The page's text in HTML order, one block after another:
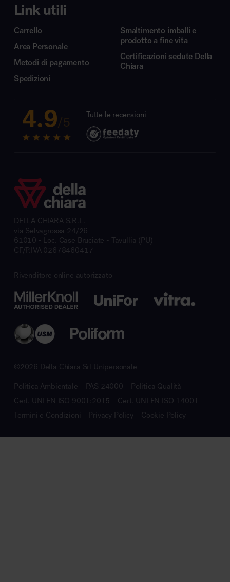
Link utili
Carrello
Area Personale
Metodi di pagamento
Spedizioni
Smaltimento imballi e
prodotto a fine vita
Certificazioni sedute Della
Chiara
4.9/5 Tutte le recensioni
DELLA CHIARA S.R.L.
via Selvagrossa 24/26
61010 - Loc. Case Bruciate - Tavullia (PU)
CF/P.IVA 02678460417
Rivenditore online autorizzato
©2026 Della Chiara Srl Unipersonale
Politica Ambientale PAS 24000
Politica Qualità
Cert. UNI EN ISO 9001:2015
Cert. UNI EN ISO 14001
Termini e Condizioni
Privacy Policy Cookie Policy